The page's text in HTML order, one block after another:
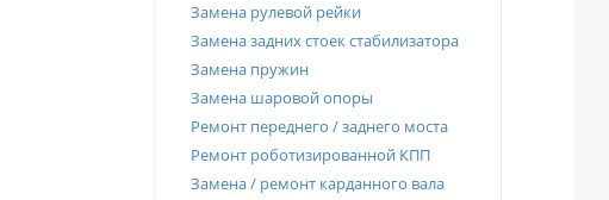
Замена рулевой рейки
Замена задних стоек стабилизатора
Замена пружин
Замена шаровой опоры
Ремонт переднего / заднего моста
Ремонт роботизированной КПП
Замена / ремонт карданного вала